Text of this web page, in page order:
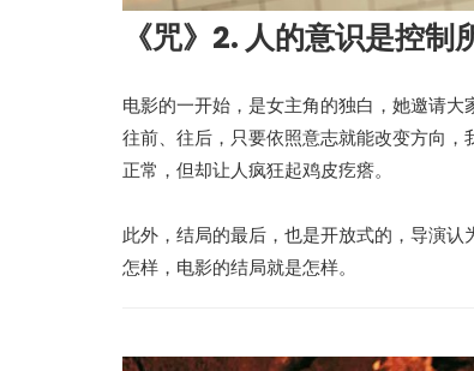
《咒》2. 人的意识是控制
电影的一开始，是女主角的独白，她邀请
往前、往后，只要依照意志就能改变方向
正常，但却让人疯狂起鸡皮疙瘩。
此外，结局的最后，也是开放式的，导演
怎样，电影的结局就是怎样。